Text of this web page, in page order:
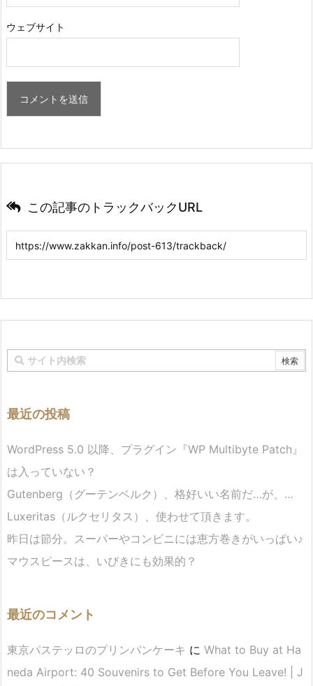
ウェブサイト
この記事のトラックバックURL
最近の投稿
WordPress 5.0 以降、プラグイン『WP Multibyte Patch』
は入っていない？
Gutenberg（グーテンベルク）、格好いい名前だ…が、…
Luxeritas（ルクセリタス）、使わせて頂きます。
昨日は節分。スーパーやコンビニには恵方巻きがいっぱい♪
マウスピースは、いびきにも効果的？
最近のコメント
東京パステッロのプリンパンケーキ に What to Buy at Ha
neda Airport: 40 Souvenirs to Get Before You Leave! | J